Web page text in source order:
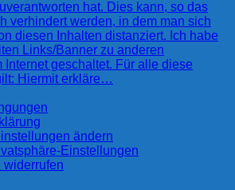
hat. Dies kann, so das
verhindert werden, in dem man sich
diesen Inhalten distanziert. Ich habe
Links/Banner zu anderen
Internet geschaltet. Für alle diese
Hiermit erkläre…
ändern
Einstellungen
widerrufen